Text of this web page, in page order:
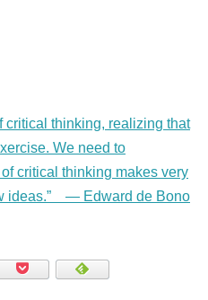
critical thinking, realizing that
We need to
critical thinking makes very
ideas.” — Edward de Bono